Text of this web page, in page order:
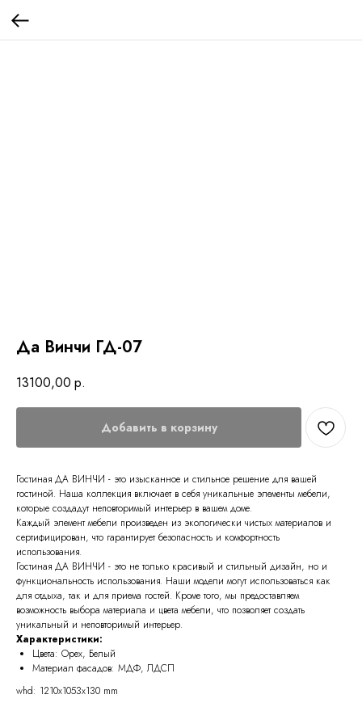
Да Винчи ГД-07
13100,00 р.
Добавить в корзину
Гостиная ДА ВИНЧИ - это изысканное и стильное решение для вашей
гостиной. Наша коллекция включает в себя уникальные элементы мебели,
которые создадут неповторимый интерьер в вашем доме.
Каждый элемент мебели произведен из экологически чистых материалов и
сертифицирован, что гарантирует безопасность и комфортность
использования.
Гостиная ДА ВИНЧИ - это не только красивый и стильный дизайн, но и
функциональность использования. Наши модели могут использоваться как
для отдыха, так и для приема гостей. Кроме того, мы предоставляем
возможность выбора материала и цвета мебели, что позволяет создать
уникальный и неповторимый интерьер.
Характеристики:
Цвета: Орех, Белый
Материал фасадов: МДФ, ЛДСП
whd: 1210x1053x130 mm